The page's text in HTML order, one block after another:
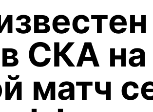
СКА на
матч